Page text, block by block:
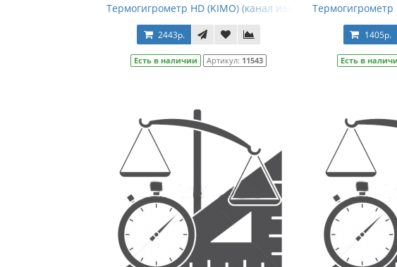
Термогигрометр HD (KIMO) (канал измерения
2443р.
Есть в наличии Артикул: 11543
Термогигрометр
1405р.
Есть в